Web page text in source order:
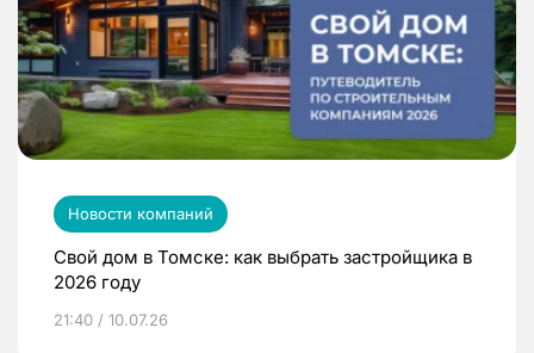
Новости компаний
Свой дом в Томске: как выбрать застройщика в
2026 году
21:40 / 10.07.26